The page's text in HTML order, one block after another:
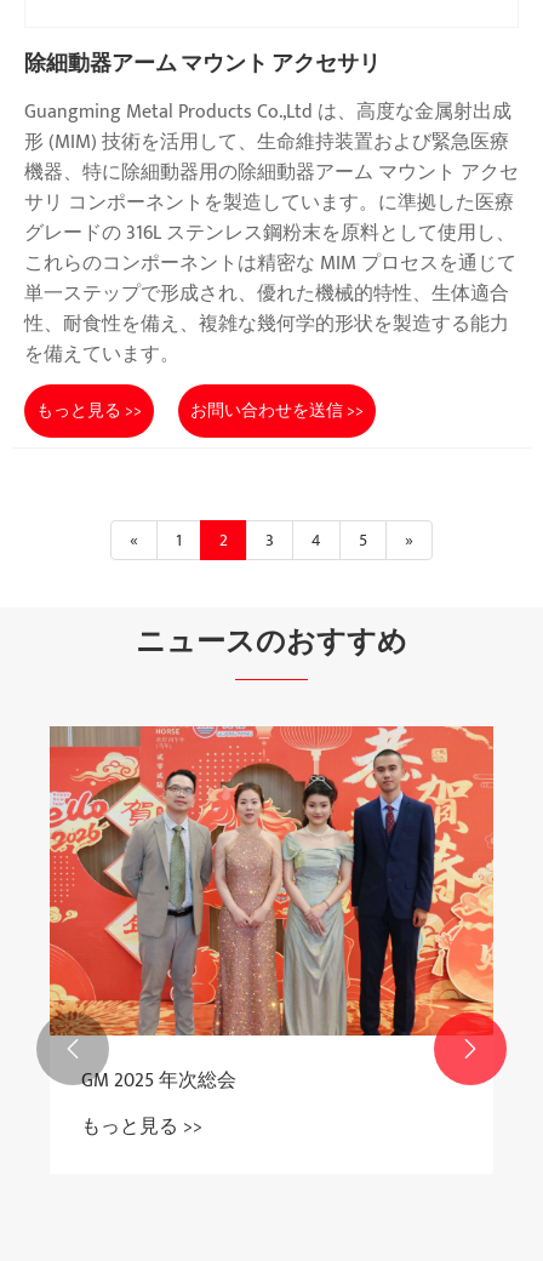
除細動器アーム マウント アクセサリ
Guangming Metal Products Co.,Ltd は、高度な金属射出成
形 (MIM) 技術を活用して、生命維持装置および緊急医療
機器、特に除細動器用の除細動器アーム マウント アクセ
サリ コンポーネントを製造しています。に準拠した医療
グレードの 316L ステンレス鋼粉末を原料として使用し、
これらのコンポーネントは精密な MIM プロセスを通じて
単一ステップで形成され、優れた機械的特性、生体適合
性、耐食性を備え、複雑な幾何学的形状を製造する能力
を備えています。
もっと見る >> お問い合わせを送信 >>
« 1 2 3 4 5 »
ニュースのおすすめ
GM 2025 年次総会
もっと見る >>
 